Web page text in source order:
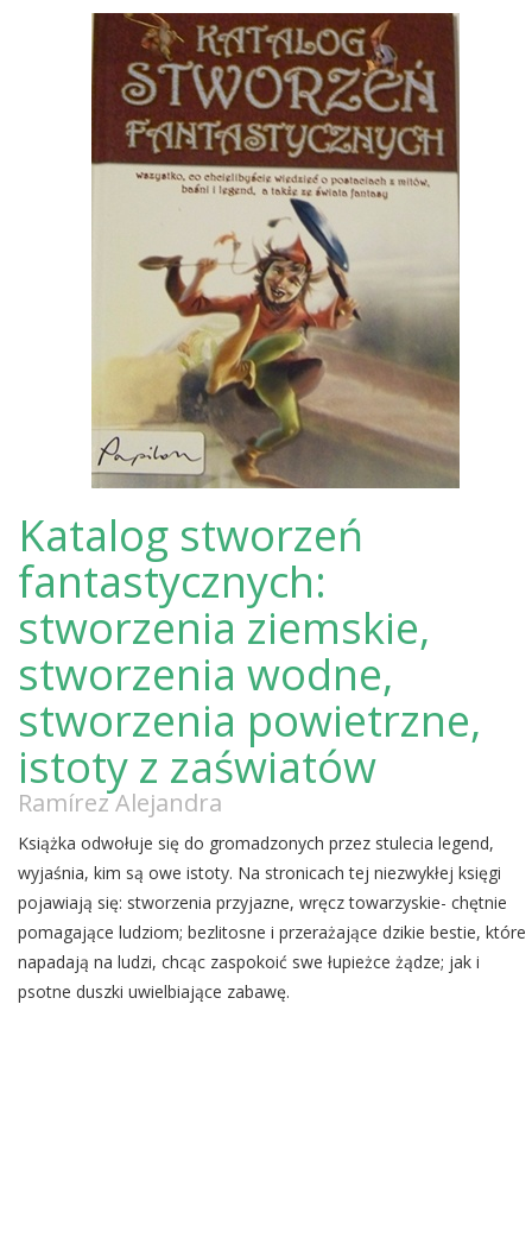
Katalog stworzeń
fantastycznych:
stworzenia ziemskie,
stworzenia wodne,
stworzenia powietrzne,
istoty z zaświatów
Ramírez Alejandra
Książka odwołuje się do gromadzonych przez stulecia legend,
wyjaśnia, kim są owe istoty. Na stronicach tej niezwykłej księgi
pojawiają się: stworzenia przyjazne, wręcz towarzyskie- chętnie
pomagające ludziom; bezlitosne i przerażające dzikie bestie, które
napadają na ludzi, chcąc zaspokoić swe łupieżce żądze; jak i
psotne duszki uwielbiające zabawę.